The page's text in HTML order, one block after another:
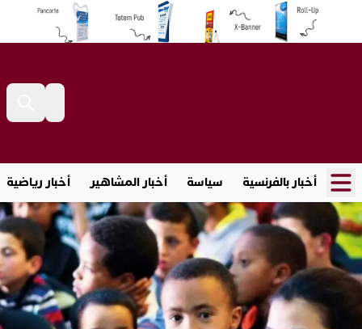
أخبار بالفرنسية سياسة أخبار المشاهير أخبار رياضية